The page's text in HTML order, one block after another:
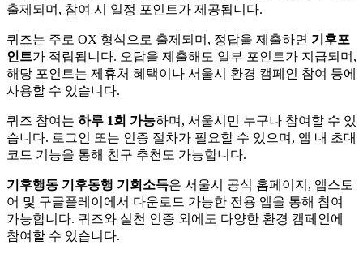
출제되며, 참여 시 일정 포인트가 제공됩니다.
퀴즈는 주로 OX 형식으로 출제되며, 정답을 제출하면 기후포
인트가 적립됩니다. 오답을 제출해도 일부 포인트가 지급되며,
해당 포인트는 제휴처 혜택이나 서울시 환경 캠페인 참여 등에
사용할 수 있습니다.
퀴즈 참여는 하루 1회 가능하며, 서울시민 누구나 참여할 수 있
습니다. 로그인 또는 인증 절차가 필요할 수 있으며, 앱 내 초대
코드 기능을 통해 친구 추천도 가능합니다.
기후행동 기후동행 기회소득은 서울시 공식 홈페이지, 앱스토
어 및 구글플레이에서 다운로드 가능한 전용 앱을 통해 참여
가능합니다. 퀴즈와 실천 인증 외에도 다양한 환경 캠페인에
참여할 수 있습니다.